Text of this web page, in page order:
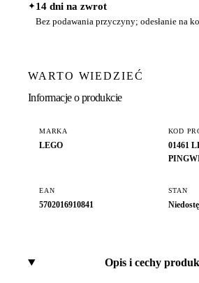
✦14 dni na zwrot
Bez podawania przyczyny; odesłanie na
WARTO WIEDZIEĆ
Informacje o produkcie
MARKA
LEGO
KOD
01461
EAN
5702016910841
STAN
Opis i cechy